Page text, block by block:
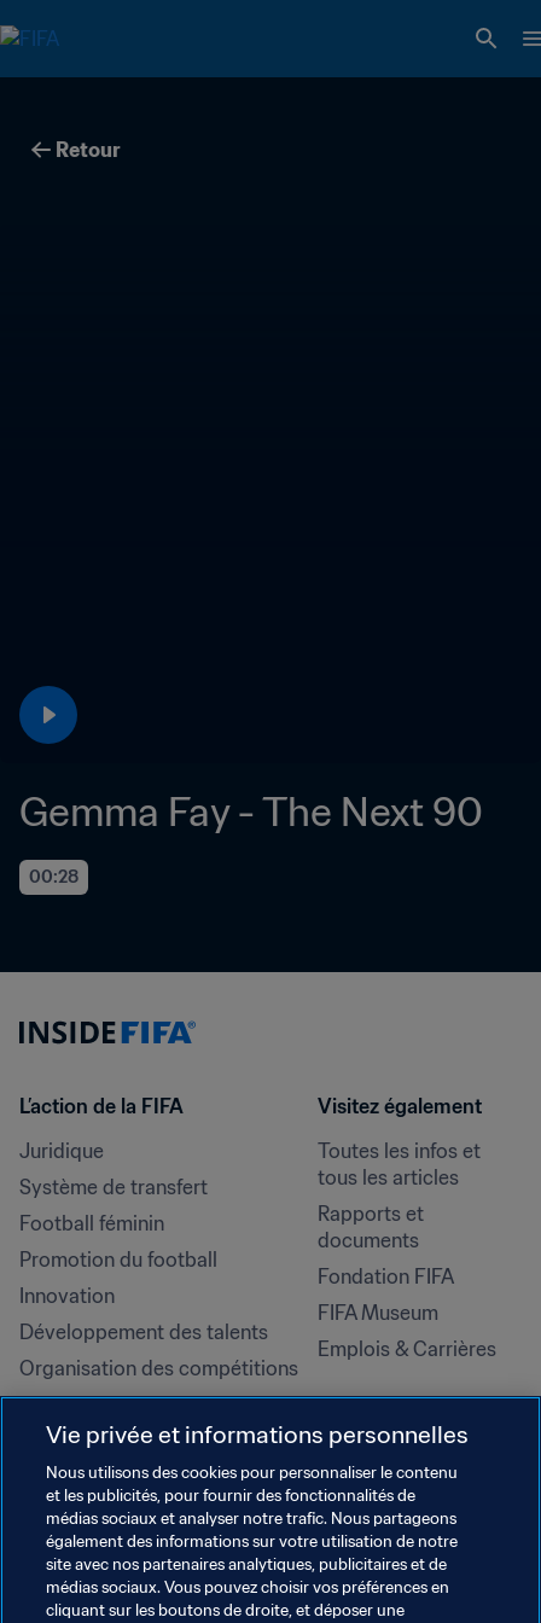
Retour
Gemma Fay - The Next 90
00:28
L’action de la FIFA
Juridique
Système de transfert
Football féminin
Promotion du football
Innovation
Développement des talents
Organisation des compétitions
Développement durable
Droits de l'homme et lutte contre
la discrimination
Santé et médical
Initiatives en matière de
formation
Visitez également
Toutes les infos et
tous les articles
Rapports et
documents
Fondation FIFA
FIFA Museum
Emplois & Carrières
Vie privée et informations personnelles
Nous utilisons des cookies pour personnaliser le contenu
et les publicités, pour fournir des fonctionnalités de
médias sociaux et analyser notre trafic. Nous partageons
également des informations sur votre utilisation de notre
site avec nos partenaires analytiques, publicitaires et de
médias sociaux. Vous pouvez choisir vos préférences en
cliquant sur les boutons de droite, et déposer une